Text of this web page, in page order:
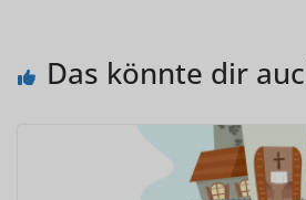
Das könnte dir